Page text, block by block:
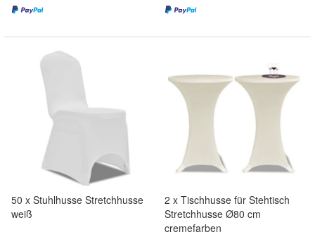
50 x Stuhlhusse Stretchhusse
weiß
2 x Tischhusse für Stehtisch
Stretchhusse Ø80 cm
cremefarben